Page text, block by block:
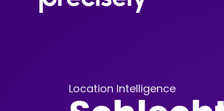
Location Intelligence